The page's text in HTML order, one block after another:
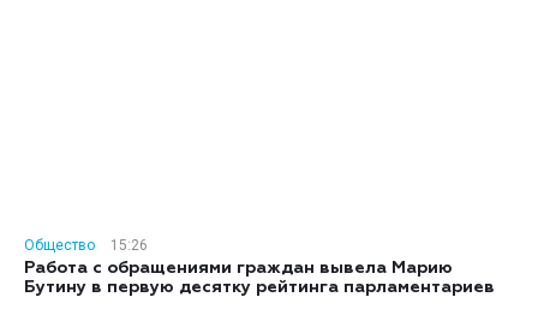
Общество
15:26
Работа с обращениями граждан вывела Марию
Бутину в первую десятку рейтинга парламентариев